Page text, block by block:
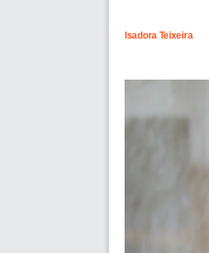
Isadora Teixeira